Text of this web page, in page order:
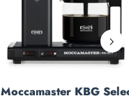
Moccamaster KBG